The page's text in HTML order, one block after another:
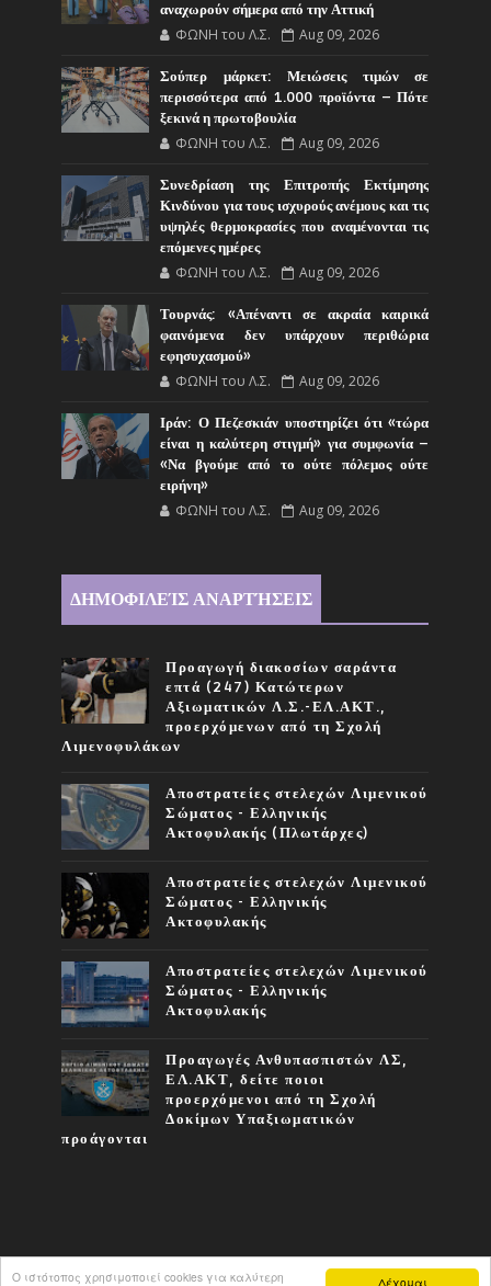
Δέχομαι
Ο ιστότοπος χρησιμοποιεί cookies για καλύτερη
αναχωρούν σήμερα από την Αττική
ΦΩΝΗ του Λ.Σ. Aug 09, 2026
Σούπερ μάρκετ: Μειώσεις τιμών σε
περισσότερα από 1.000 προϊόντα – Πότε
ξεκινά η πρωτοβουλία
ΦΩΝΗ του Λ.Σ. Aug 09, 2026
Συνεδρίαση της Επιτροπής Εκτίμησης
Κινδύνου για τους ισχυρούς ανέμους και τις
υψηλές θερμοκρασίες που αναμένονται τις
επόμενες ημέρες
ΦΩΝΗ του Λ.Σ. Aug 09, 2026
Τουρνάς: «Απέναντι σε ακραία καιρικά
φαινόμενα δεν υπάρχουν περιθώρια
εφησυχασμού»
ΦΩΝΗ του Λ.Σ. Aug 09, 2026
Ιράν: Ο Πεζεσκιάν υποστηρίζει ότι «τώρα
είναι η καλύτερη στιγμή» για συμφωνία –
«Να βγούμε από το ούτε πόλεμος ούτε
ειρήνη»
ΦΩΝΗ του Λ.Σ. Aug 09, 2026
ΔΗΜΟΦΙΛΕΊΣ ΑΝΑΡΤΉΣΕΙΣ
Προαγωγή διακοσίων σαράντα
επτά (247) Κατώτερων
Αξιωματικών Λ.Σ.-ΕΛ.ΑΚΤ.,
προερχόμενων από τη Σχολή
Λιμενοφυλάκων
Αποστρατείες στελεχών Λιμενικού
Σώματος - Ελληνικής
Ακτοφυλακής (Πλωτάρχες)
Αποστρατείες στελεχών Λιμενικού
Σώματος - Ελληνικής
Ακτοφυλακής
Αποστρατείες στελεχών Λιμενικού
Σώματος - Ελληνικής
Ακτοφυλακής
Προαγωγές Ανθυπασπιστών ΛΣ,
ΕΛ.ΑΚΤ, δείτε ποιοι
προερχόμενοι από τη Σχολή
Δοκίμων Υπαξιωματικών
προάγονται